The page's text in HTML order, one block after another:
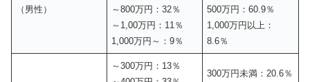
（男性）
～800万円：32％
～1,00万円：11％
1,000万円～：9％
500万円：60.9％
1,000万円以上：
8.6％
～300万円：13％
300万円未満：20.6％